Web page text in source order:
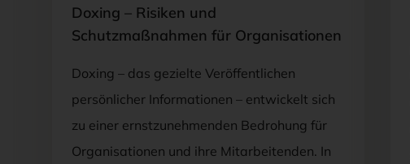
Doxing – Risiken und
Schutzmaßnahmen für Organisationen
Doxing – das gezielte Veröffentlichen
persönlicher Informationen – entwickelt sich
zu einer ernstzunehmenden Bedrohung für
Organisationen und ihre Mitarbeitenden. In